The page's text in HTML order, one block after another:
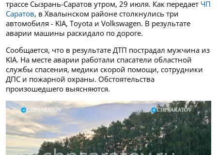
трассе Сызрань-Саратов утром, 29 июля. Как передает ЧП
Саратов, в Хвалынском районе столкнулись три
автомобиля - KIA, Toyota и Volkswagen. В результате
аварии машины раскидало по дороге.
Сообщается, что в результате ДТП пострадал мужчина из
KIA. На месте аварии работали спасатели областной
службы спасения, медики скорой помощи, сотрудники
ДПС и пожарной охраны. Обстоятельства
произошедшего выясняются.